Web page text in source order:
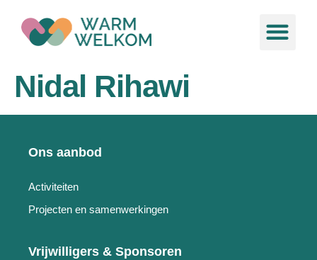
inhoud
Nidal Rihawi
Ons aanbod
Activiteiten
Projecten en samenwerkingen
Vrijwilligers & Sponsoren